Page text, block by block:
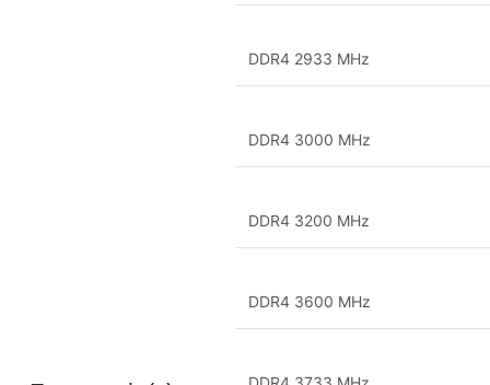
DDR4 2933 MHz
DDR4 3000 MHz
DDR4 3200 MHz
DDR4 3600 MHz